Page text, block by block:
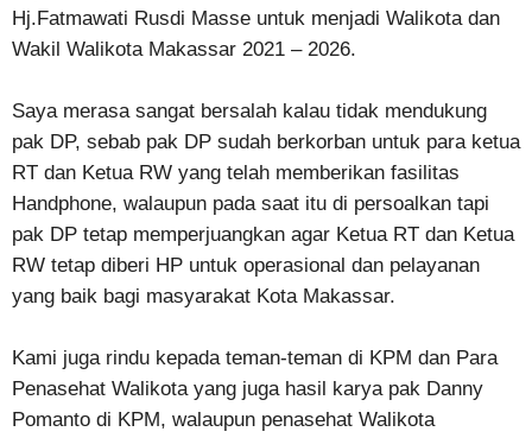
Hj.Fatmawati Rusdi Masse untuk menjadi Walikota dan
Wakil Walikota Makassar 2021 – 2026.
Saya merasa sangat bersalah kalau tidak mendukung
pak DP, sebab pak DP sudah berkorban untuk para ketua
RT dan Ketua RW yang telah memberikan fasilitas
Handphone, walaupun pada saat itu di persoalkan tapi
pak DP tetap memperjuangkan agar Ketua RT dan Ketua
RW tetap diberi HP untuk operasional dan pelayanan
yang baik bagi masyarakat Kota Makassar.
Kami juga rindu kepada teman-teman di KPM dan Para
Penasehat Walikota yang juga hasil karya pak Danny
Pomanto di KPM, walaupun penasehat Walikota